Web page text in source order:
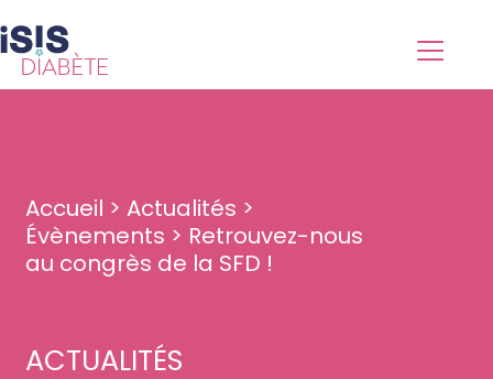
Accueil > Actualités >
Évènements > Retrouvez-nous
au congrès de la SFD !
ACTUALITÉS